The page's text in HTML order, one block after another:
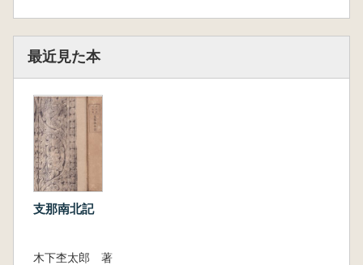
最近見た本
支那南北記
木下杢太郎 著